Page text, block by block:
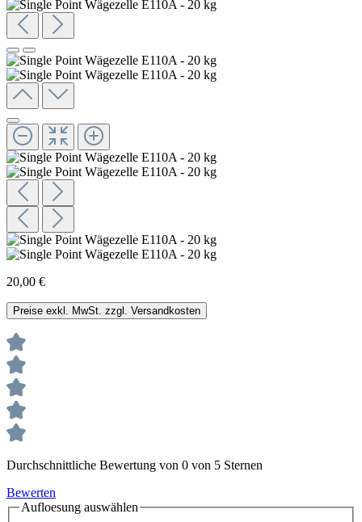
20,00 €
Preise exkl. MwSt. zzgl. Versandkosten
Durchschnittliche Bewertung von 0 von 5 Sternen
Bewerten
Aufloesung auswählen